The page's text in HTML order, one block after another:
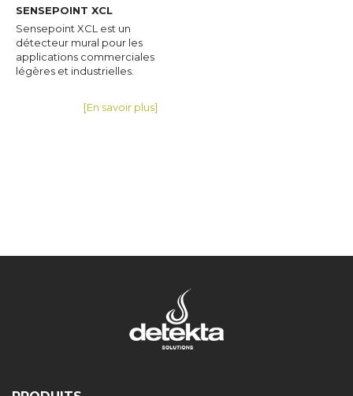
SENSEPOINT XCL
Sensepoint XCL est un
détecteur mural pour les
applications commerciales
légères et industrielles.
[En savoir plus]